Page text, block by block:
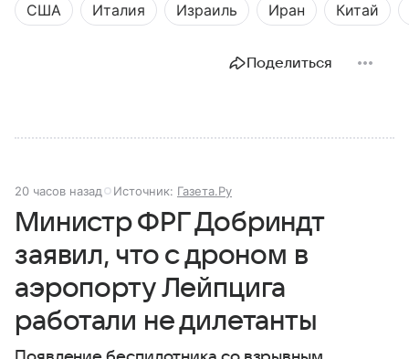
США Италия Израиль Иран Китай
Поделиться
20 часов назад Источник: Газета.Ру
Министр ФРГ Добриндт
заявил, что с дроном в
аэропорту Лейпцига
работали не дилетанты